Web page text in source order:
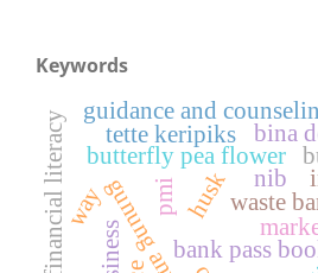
Keywords
bank pass
huskwaste
butterfly pea flower
pmi
tette keripiks
nib
bina
guidance and
way